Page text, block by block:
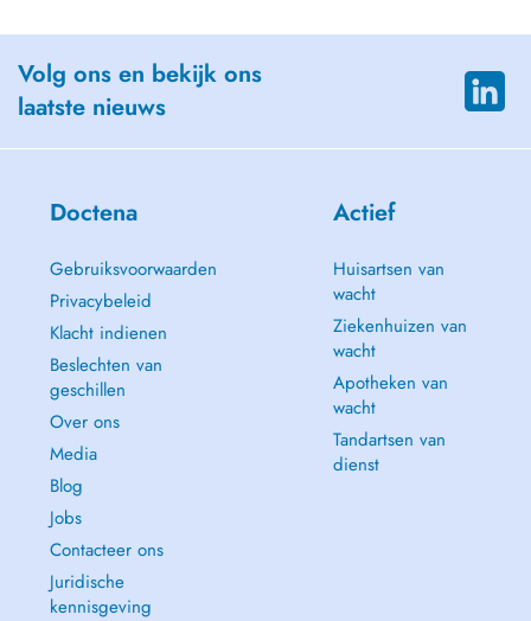
Volg ons en bekijk ons
laatste nieuws
Doctena
Gebruiksvoorwaarden
Privacybeleid
Klacht indienen
Beslechten van
geschillen
Over ons
Media
Blog
Jobs
Contacteer ons
Juridische
kennisgeving
Actief
Huisartsen van
wacht
Ziekenhuizen van
wacht
Apotheken van
wacht
Tandartsen van
dienst